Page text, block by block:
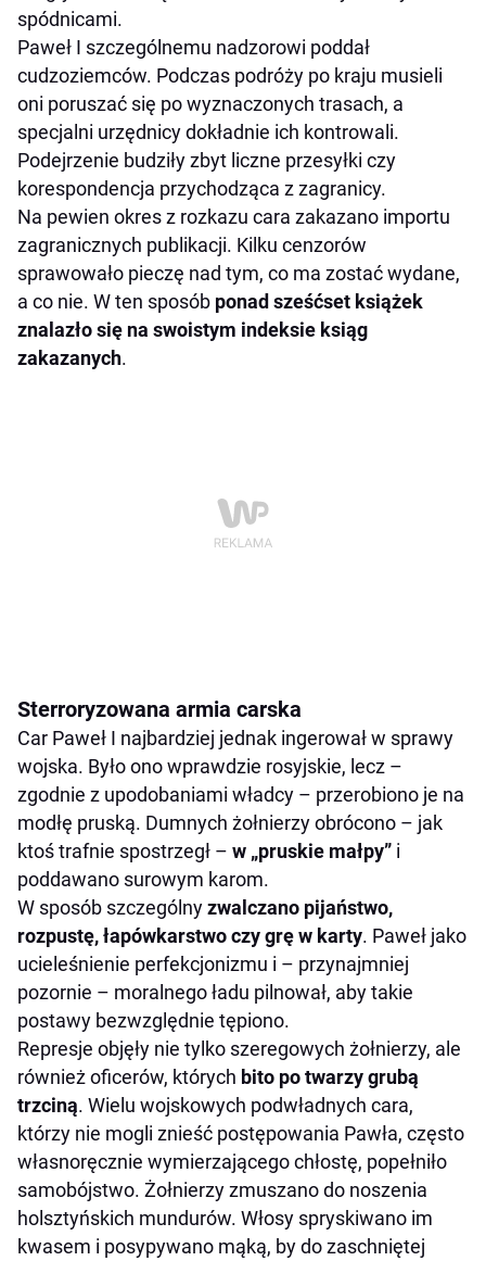
spódnicami.
Paweł I szczególnemu nadzorowi poddał
cudzoziemców. Podczas podróży po kraju musieli
oni poruszać się po wyznaczonych trasach, a
specjalni urzędnicy dokładnie ich kontrowali.
Podejrzenie budziły zbyt liczne przesyłki czy
korespondencja przychodząca z zagranicy.
Na pewien okres z rozkazu cara zakazano importu
zagranicznych publikacji. Kilku cenzorów
sprawowało pieczę nad tym, co ma zostać wydane,
a co nie. W ten sposób ponad sześćset książek
znalazło się na swoistym indeksie ksiąg
zakazanych.
Sterroryzowana armia carska
Car Paweł I najbardziej jednak ingerował w sprawy
wojska. Było ono wprawdzie rosyjskie, lecz –
zgodnie z upodobaniami władcy – przerobiono je na
modłę pruską. Dumnych żołnierzy obrócono – jak
ktoś trafnie spostrzegł – w „pruskie małpy” i
poddawano surowym karom.
W sposób szczególnyzwalczano pijaństwo,
rozpustę, łapówkarstwo czy grę w karty. Paweł jako
ucieleśnienie perfekcjonizmu i – przynajmniej
pozornie – moralnego ładu pilnował, aby takie
postawy bezwzględnie tępiono.
Represje objęły nie tylko szeregowych żołnierzy, ale
również oficerów, których bito po twarzy grubą
trzciną. Wielu wojskowych podwładnych cara,
którzy nie mogli znieść postępowania Pawła, często
własnoręcznie wymierzającego chłostę, popełniło
samobójstwo. Żołnierzy zmuszano do noszenia
holsztyńskich mundurów. Włosy spryskiwano im
kwasem i posypywano mąką, by do zaschniętej